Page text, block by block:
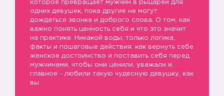
которое превращает мужчин в рыцарей для
одних девушек, пока другие не могут
дождаться звонка и доброго слова. О том, как
важно понять ценность себя и что это значит
на практике. Никакой воды, только логика,
факты и пошаговые действия: как вернуть себе
женское достоинство и поставить себя перед
мужчинами, чтобы они ценили, уважали и,
главное - любили такую чудесную девушку, как
вы.